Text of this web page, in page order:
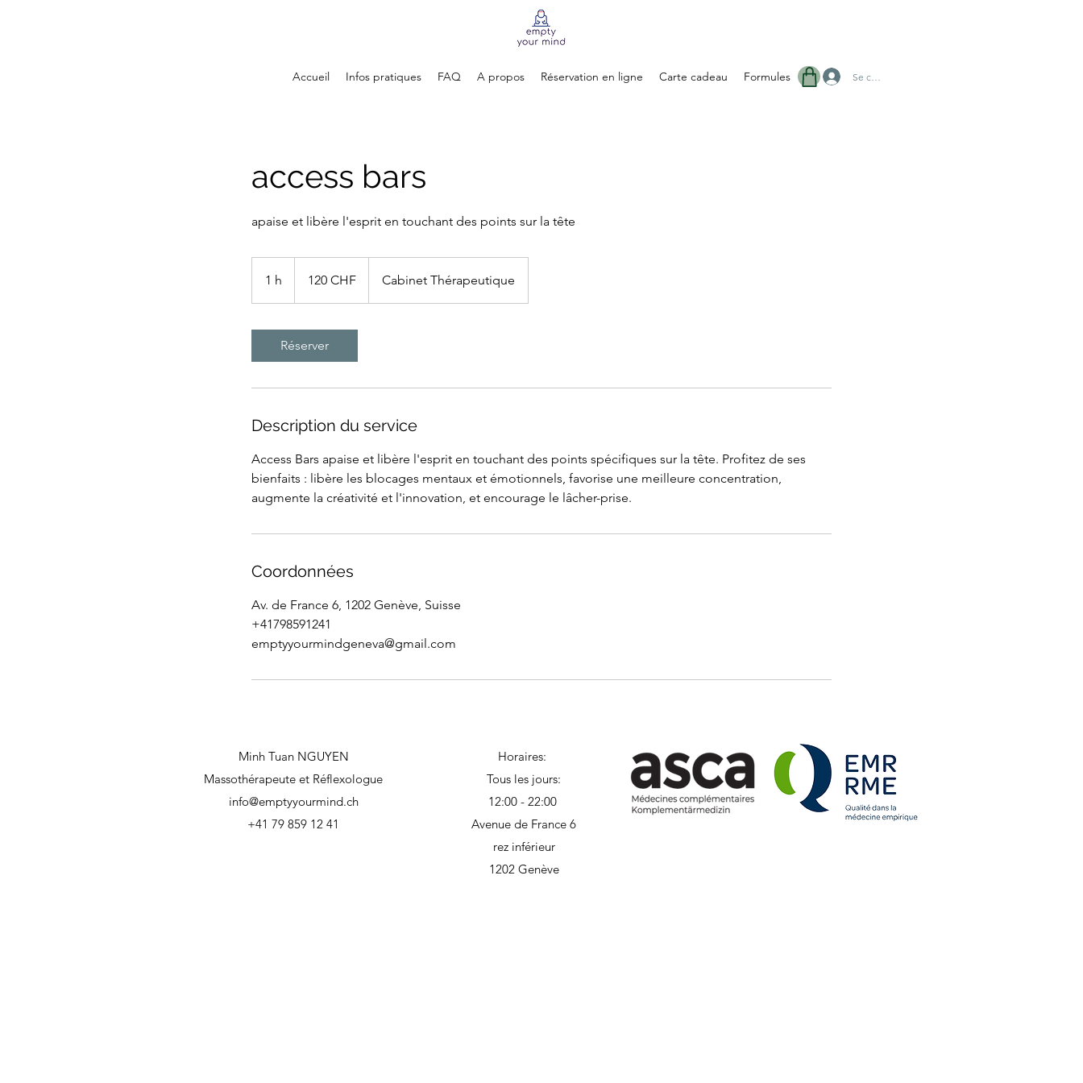
Accueil Infos pratiques FAQ A propos Réservation en ligne Carte cadeau Formules Se connecter
access bars
apaise et libère l'esprit en touchant des points sur la tête
1 h
suisses
120 CHF Cabinet Thérapeutique
Réserver
Description du service
Access Bars apaise et libère l'esprit en touchant des points spécifiques sur la tête. Profitez de ses
bienfaits : libère les blocages mentaux et émotionnels, favorise une meilleure concentration,
augmente la créativité et l'innovation, et encourage le lâcher-prise.
Coordonnées
Av. de France 6, 1202 Genève, Suisse
+41798591241
emptyyourmindgeneva@gmail.com
Minh Tuan NGUYEN
Massothérapeute et Réflexologue
info@emptyyourmind.ch
+41 79 859 12 41
Horaires:
Tous les jours:
12:00 - 22:00
Avenue de France 6
rez inférieur
1202 Genève